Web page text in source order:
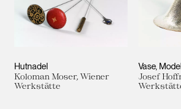
Hutnadel
Koloman Moser, Wiener
Werkstätte
Vase,
Josef